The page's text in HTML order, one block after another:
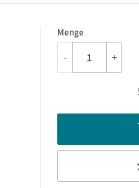
Menge
1
- +